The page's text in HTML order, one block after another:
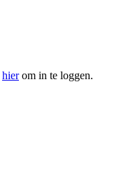
hierom in te loggen.